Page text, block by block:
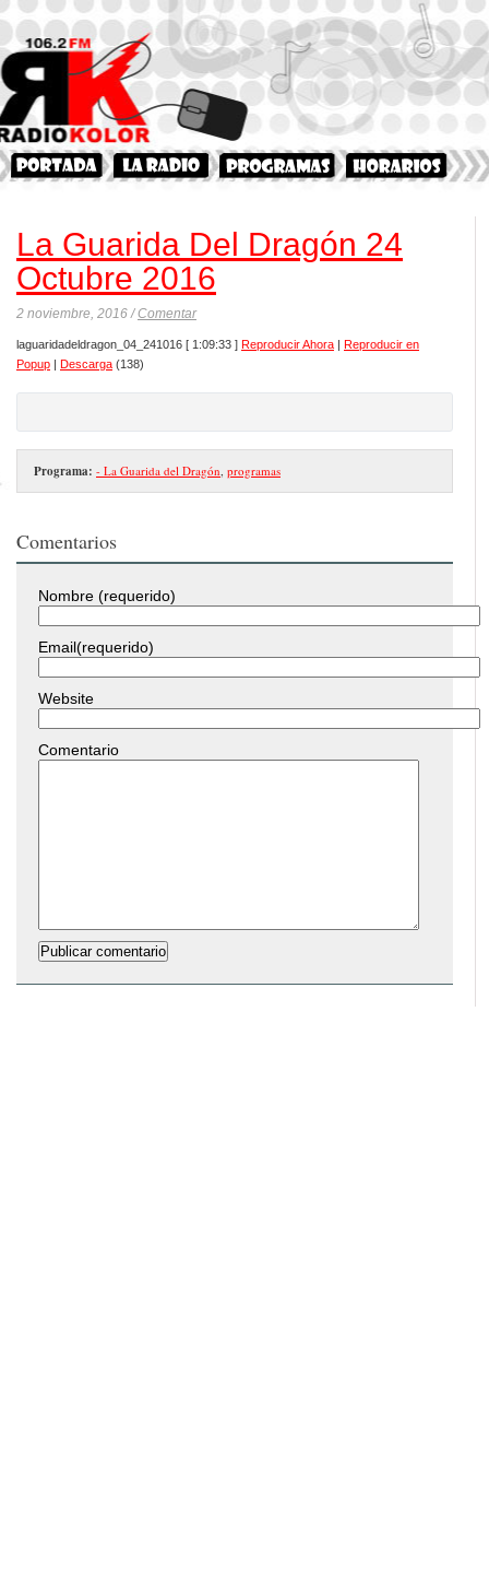
La Guarida Del Dragón 24
Octubre 2016
2 noviembre, 2016 /Comentar
laguaridadeldragon_04_241016 [ 1:09:33 ] Reproducir Ahora | Reproducir en
Popup | Descarga (138)
Programa: - La Guarida del Dragón, programas
Comentarios
Nombre (requerido)
Email(requerido)
Website
Comentario